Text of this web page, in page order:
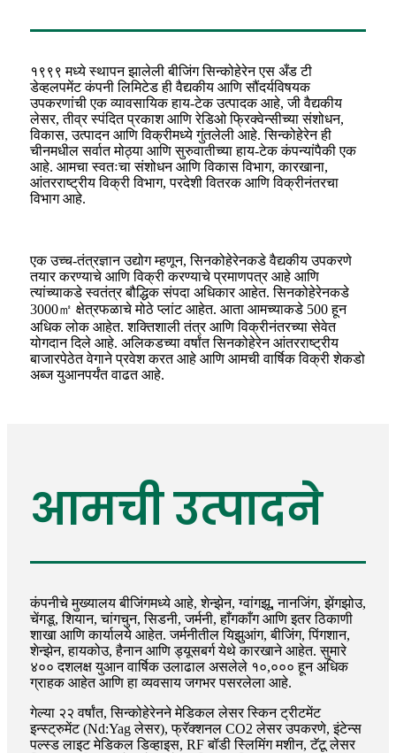
१९९९ मध्ये स्थापन झालेली बीजिंग सिन्कोहेरेन एस अँड टी
डेव्हलपमेंट कंपनी लिमिटेड ही वैद्यकीय आणि सौंदर्यविषयक
उपकरणांची एक व्यावसायिक हाय-टेक उत्पादक आहे, जी वैद्यकीय
लेसर, तीव्र स्पंदित प्रकाश आणि रेडिओ फ्रिक्वेन्सीच्या संशोधन,
विकास, उत्पादन आणि विक्रीमध्ये गुंतलेली आहे. सिन्कोहेरेन ही
चीनमधील सर्वात मोठ्या आणि सुरुवातीच्या हाय-टेक कंपन्यांपैकी एक
आहे. आमचा स्वतःचा संशोधन आणि विकास विभाग, कारखाना,
आंतरराष्ट्रीय विक्री विभाग, परदेशी वितरक आणि विक्रीनंतरचा
विभाग आहे.
एक उच्च-तंत्रज्ञान उद्योग म्हणून, सिनकोहेरेनकडे वैद्यकीय उपकरणे
तयार करण्याचे आणि विक्री करण्याचे प्रमाणपत्र आहे आणि
त्यांच्याकडे स्वतंत्र बौद्धिक संपदा अधिकार आहेत. सिनकोहेरेनकडे
3000㎡ क्षेत्रफळाचे मोठे प्लांट आहेत. आता आमच्याकडे 500 हून
अधिक लोक आहेत. शक्तिशाली तंत्र आणि विक्रीनंतरच्या सेवेत
योगदान दिले आहे. अलिकडच्या वर्षांत सिनकोहेरेन आंतरराष्ट्रीय
बाजारपेठेत वेगाने प्रवेश करत आहे आणि आमची वार्षिक विक्री शेकडो
अब्ज युआनपर्यंत वाढत आहे.
आमची उत्पादने
कंपनीचे मुख्यालय बीजिंगमध्ये आहे, शेन्झेन, ग्वांगझू, नानजिंग, झेंगझोउ,
चेंगडू, शियान, चांगचुन, सिडनी, जर्मनी, हाँगकाँग आणि इतर ठिकाणी
शाखा आणि कार्यालये आहेत. जर्मनीतील यिझुआंग, बीजिंग, पिंगशान,
शेन्झेन, हायकोउ, हैनान आणि ड्यूसबर्ग येथे कारखाने आहेत. सुमारे
४०० दशलक्ष युआन वार्षिक उलाढाल असलेले १०,००० हून अधिक
ग्राहक आहेत आणि हा व्यवसाय जगभर पसरलेला आहे.
गेल्या २२ वर्षांत, सिन्कोहेरेनने मेडिकल लेसर स्किन ट्रीटमेंट
इन्स्ट्रुमेंट (Nd:Yag लेसर), फ्रॅक्शनल CO2 लेसर उपकरणे, इंटेन्स
पल्स्ड लाइट मेडिकल डिव्हाइस, RF बॉडी स्लिमिंग मशीन, टॅटू लेसर